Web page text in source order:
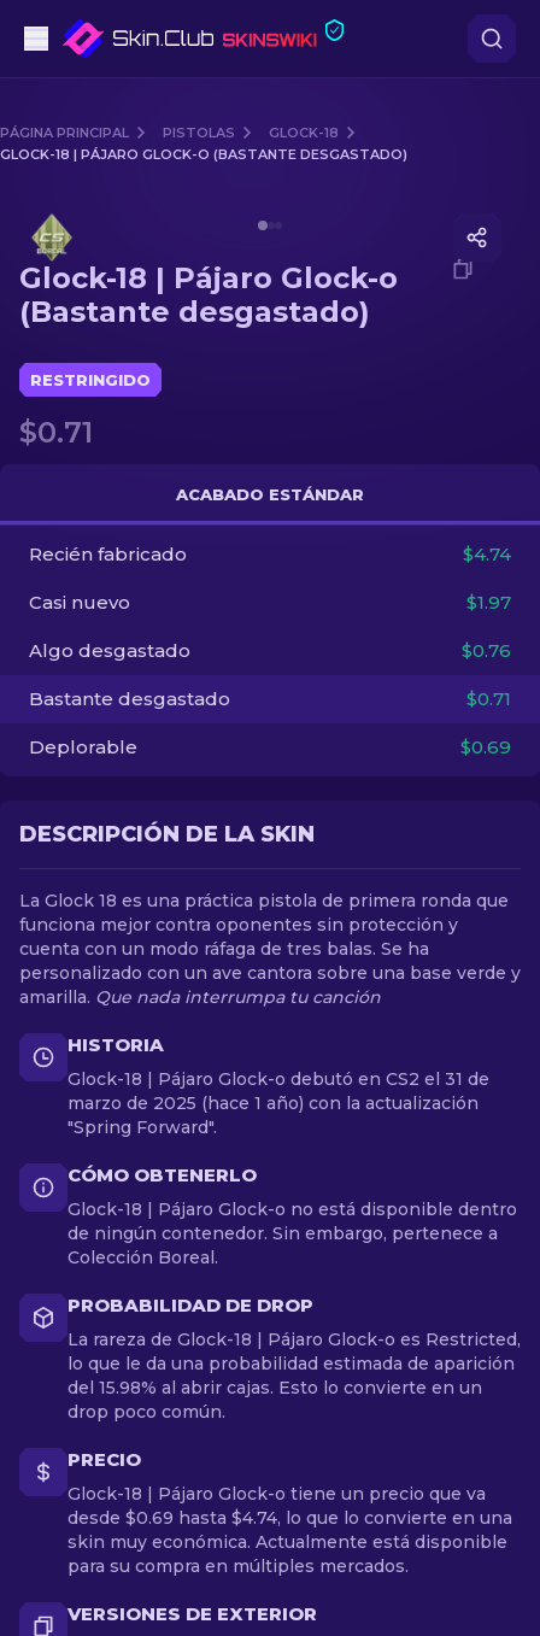
Gama media
Fusiles de Francotirador
Guantes
Otro
ES
PÁGINA PRINCIPAL PISTOLAS
GLOCK-18
GLOCK-18 | PÁJARO GLOCK-O (BASTANTE DESGASTADO)
Glock-18 | Pájaro Glock-o
(Bastante desgastado)
RESTRINGIDO
$0.71
ACABADO ESTÁNDAR
Recién fabricado $4.74
Casi nuevo $1.97
Algo desgastado $0.76
Bastante desgastado $0.71
Deplorable $0.69
DESCRIPCIÓN DE LA SKIN
La Glock 18 es una práctica pistola de primera ronda que
funciona mejor contra oponentes sin protección y
cuenta con un modo ráfaga de tres balas. Se ha
personalizado con un ave cantora sobre una base verde y
amarilla. Que nada interrumpa tu canción
HISTORIA
Glock-18 | Pájaro Glock-o debutó en CS2 el 31 de
marzo de 2025 (hace 1 año) con la actualización
"Spring Forward".
CÓMO OBTENERLO
Glock-18 | Pájaro Glock-o no está disponible dentro
de ningún contenedor. Sin embargo, pertenece a
Colección Boreal.
PROBABILIDAD DE DROP
La rareza de Glock-18 | Pájaro Glock-o es Restricted,
lo que le da una probabilidad estimada de aparición
del 15.98% al abrir cajas. Esto lo convierte en un
drop poco común.
PRECIO
Glock-18 | Pájaro Glock-o tiene un precio que va
desde $0.69 hasta $4.74, lo que lo convierte en una
skin muy económica. Actualmente está disponible
para su compra en múltiples mercados.
VERSIONES DE EXTERIOR